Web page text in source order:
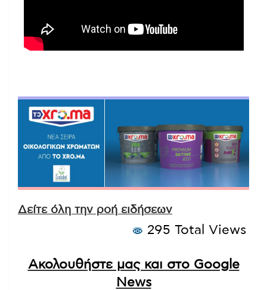
Δείτε όλη την ροή ειδήσεων
295 Total Views
Ακολουθήστε μας και στο Google
News